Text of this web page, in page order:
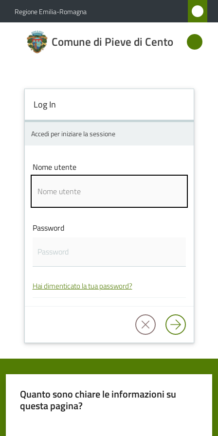
Vai al contenuto
Vai alla navigazione
Vai al footer
Regione Emilia-Romagna
Comune di Pieve di Cento
Comune
di Pieve
Amministrazione
Novità
Servizi
Cento
Amministrazione
argomenti...
Seguici
Log In
Accedi per iniziare la sessione
Nome utente
Password
Hai dimenticato la tua password?
Quanto sono chiare le informazioni su
questa pagina?